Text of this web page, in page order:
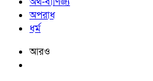
অপরাধ
ধর্ম
আরও